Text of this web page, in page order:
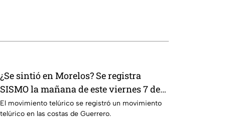
¿Se sintió en Morelos? Se registra
SISMO la mañana de este viernes 7 de
agosto
El movimiento telúrico se registró un movimiento
telúrico en las costas de Guerrero.